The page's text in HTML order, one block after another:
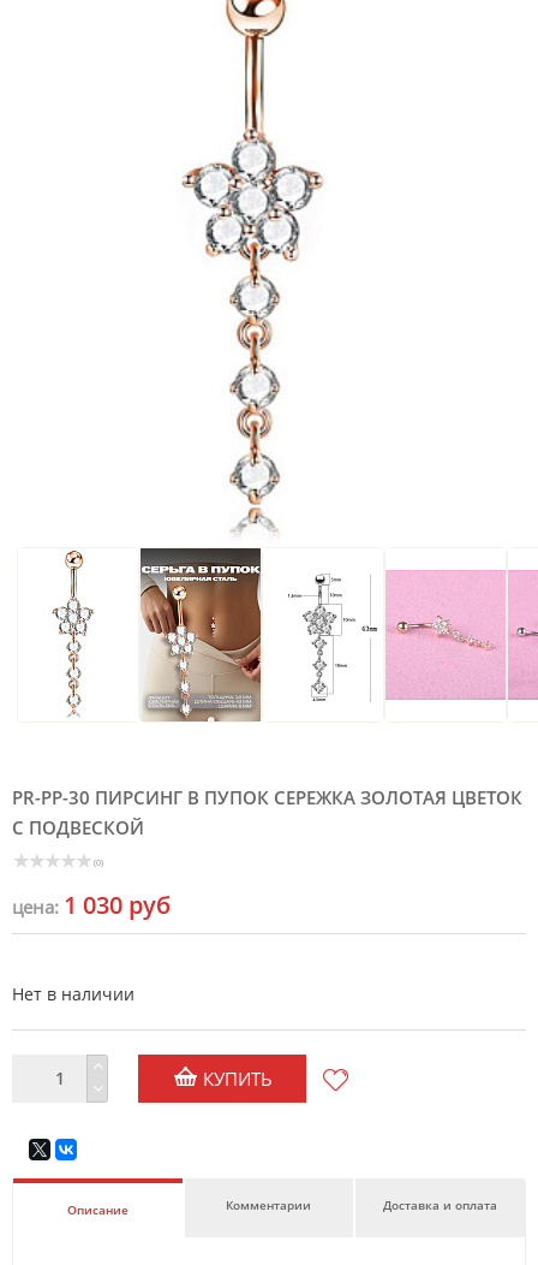
PR-PP-30 ПИРСИНГ В ПУПОК СЕРЕЖКА ЗОЛОТАЯ ЦВЕТОК
С ПОДВЕСКОЙ
(0)
цена: 1 030 руб
Нет в наличии
КУПИТЬ
Описание Комментарии Доставка и оплата